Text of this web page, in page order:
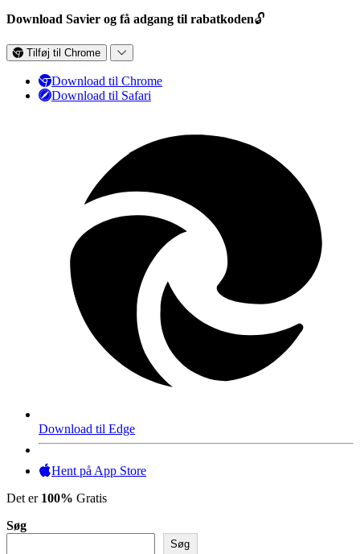
Download Savier og få adgang til rabatkoden🔓
Tilføj til Chrome
Download til Chrome
Download til Safari
Download til Edge
Hent på App Store
Det er 100% Gratis
Søg
Søg